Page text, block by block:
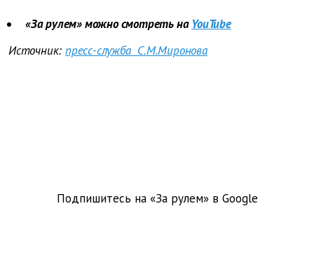
«За рулем» можно смотреть на YouTube
Источник: пресс-служба С.М.Миронова
Подпишитесь на «За рулем» в Google